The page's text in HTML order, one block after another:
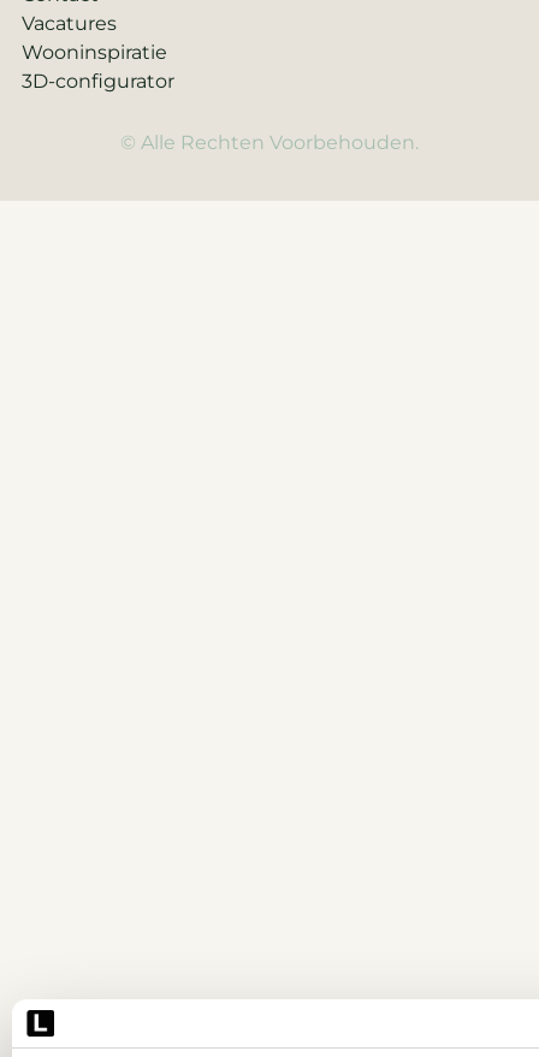
Vacatures
Wooninspiratie
3D-configurator
© Alle Rechten Voorbehouden.